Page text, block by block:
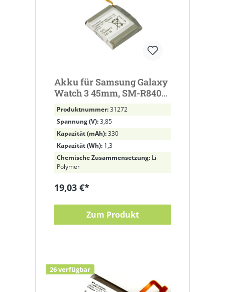
Akku für Samsung Galaxy
Watch 3 45mm, SM-R840
ersetzt EB-BR840ABY,
GH43-05011A Li-Polymer,
3,85V, 330mAh
Produktnummer:31272
Spannung (V):3,85
Kapazität (mAh):330
Kapazität (Wh): 1,3
Chemische Zusammensetzung: Li-
Polymer
19,03 €*
Zum Produkt
26 verfügbar